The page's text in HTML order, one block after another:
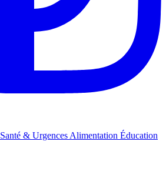
Santé & Urgences Alimentation Éducation